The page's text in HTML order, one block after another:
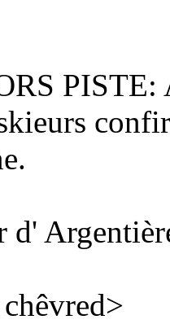
PISTE:
d'